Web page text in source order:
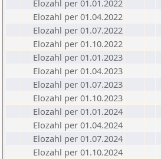
Elozahl per 01.01.2022
Elozahl per 01.04.2022
Elozahl per 01.07.2022
Elozahl per 01.10.2022
Elozahl per 01.01.2023
Elozahl per 01.04.2023
Elozahl per 01.07.2023
Elozahl per 01.10.2023
Elozahl per 01.01.2024
Elozahl per 01.04.2024
Elozahl per 01.07.2024
Elozahl per 01.10.2024